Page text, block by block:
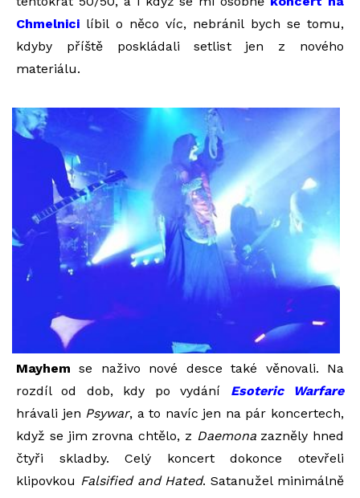
Chmelnici líbil o něco víc, nebránil bych se tomu,
kdyby příště poskládali setlist jen z nového
materiálu.
Mayhem se naživo nové desce také věnovali. Na
rozdíl od dob, kdy po vydání Esoteric Warfare
hrávali jen Psywar, a to navíc jen na pár koncertech,
když se jim zrovna chtělo, z Daemonazazněly hned
čtyři skladby. Celý koncert dokonce otevřeli
klipovkou Falsified and Hated. Satanužel minimálně